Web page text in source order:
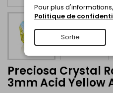
Preciosa Crystal
3mm Acid Yellow
Pour plus
Politique de
Sortie